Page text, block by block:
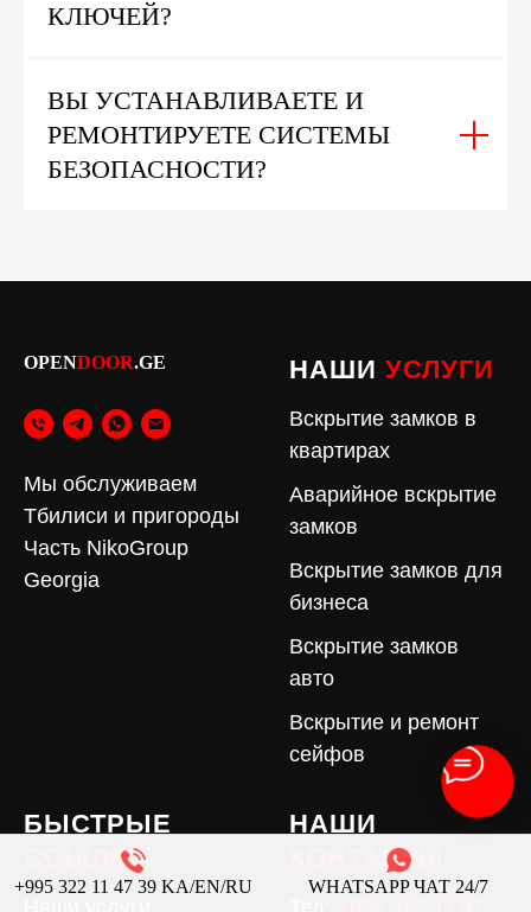
+995 322 11 47 39 KA/EN/RU WHATSAPP ЧАТ 24/7
КЛЮЧЕЙ?
ВЫ УСТАНАВЛИВАЕТЕ И
РЕМОНТИРУЕТЕ СИСТЕМЫ
БЕЗОПАСНОСТИ?
OPENDOOR.GE
Мы обслуживаем
Тбилиси и пригороды
Часть NikoGroup
Georgia
НАШИ УСЛУГИ
Вскрытие замков в
квартирах
Аварийное вскрытие
замков
Вскрытие замков для
бизнеса
Вскрытие замков
авто
Вскрытие и ремонт
сейфов
БЫСТРЫЕ
ССЫЛКИ
НАШИ
КОНТАКТЫ